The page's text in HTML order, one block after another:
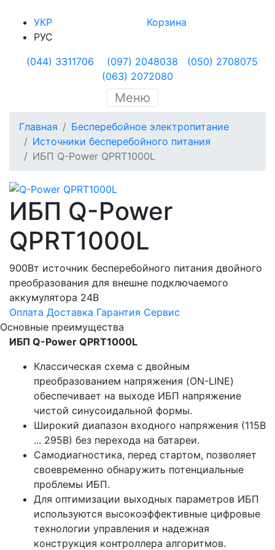
УКР
РУС
Корзина
(044) 3311706 (097) 2048038
(050) 2708075
(063) 2072080
Меню
Главная
Бесперебойное электропитание
Источники бесперебойного питания
ИБП Q-Power QPRT1000L
ИБП Q-Power
QPRT1000L
900Вт источник бесперебойного питания двойного
преобразования для внешне подключаемого
аккумулятора 24В
Оплата Доставка Гарантия Сервис
Основные преимущества
ИБП Q-Power QPRT1000L
Классическая схема с двойным
преобразованием напряжения (ON-LINE)
обеспечивает на выходе ИБП напряжение
чистой синусоидальной формы.
Широкий диапазон входного напряжения (115В
... 295В) без перехода на батареи.
Самодиагностика, перед стартом, позволяет
своевременно обнаружить потенциальные
проблемы ИБП.
Для оптимизации выходных параметров ИБП
используются высокоэффективные цифровые
технологии управления и надежная
конструкция контроллера алгоритмов.